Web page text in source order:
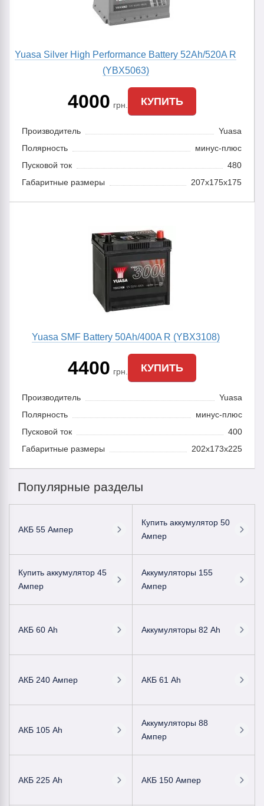
Yuasa Silver High Performance Battery 52Ah/520A R
(YBX5063)
4000 грн. КУПИТЬ
Производитель
Yuasa
Полярность
минус-плюс
Пусковой ток
480
Габаритные размеры
207x175x175
Yuasa SMF Battery 50Ah/400A R (YBX3108)
4400 грн. КУПИТЬ
Производитель
Yuasa
Полярность
минус-плюс
Пусковой ток
400
Габаритные размеры
202x173x225
Популярные разделы
АКБ 55 Ампер
Купить аккумулятор 50
Ампер
Купить аккумулятор 45
Ампер
Аккумуляторы 155
Ампер
АКБ 60 Ah Аккумуляторы 82 Ah
АКБ 240 Ампер АКБ 61 Ah
АКБ 105 Ah
Аккумуляторы 88
Ампер
АКБ 225 Ah АКБ 150 Ампер